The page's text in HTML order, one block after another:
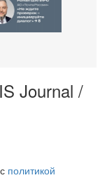
Journal /
политикой